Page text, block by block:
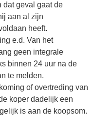
dat geval gaat de
aan al zijn
heeft.
e.d. Van het
geen integrale
binnen 24 uur na de
te melden.
of overtreding van
koper dadelijk een
is aan de koopsom.